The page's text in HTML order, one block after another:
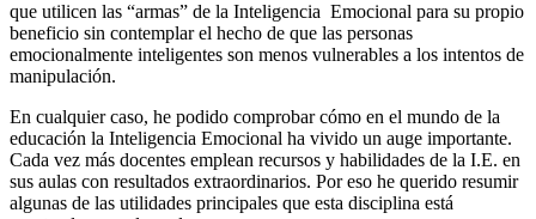
que utilicen las “armas” de la Inteligencia Emocional para su propio
beneficio sin contemplar el hecho de que las personas
emocionalmente inteligentes son menos vulnerables a los intentos de
manipulación.
En cualquier caso, he podido comprobar cómo en el mundo de la
educación la Inteligencia Emocional ha vivido un auge importante.
Cada vez más docentes emplean recursos y habilidades de la I.E. en
sus aulas con resultados extraordinarios. Por eso he querido resumir
algunas de las utilidades principales que esta disciplina está